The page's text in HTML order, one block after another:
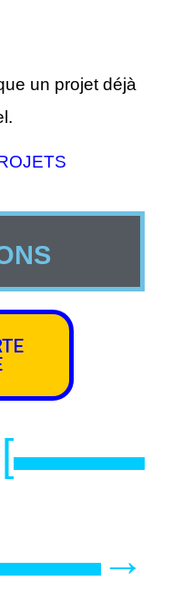
un projet déjà
[▬▬▬